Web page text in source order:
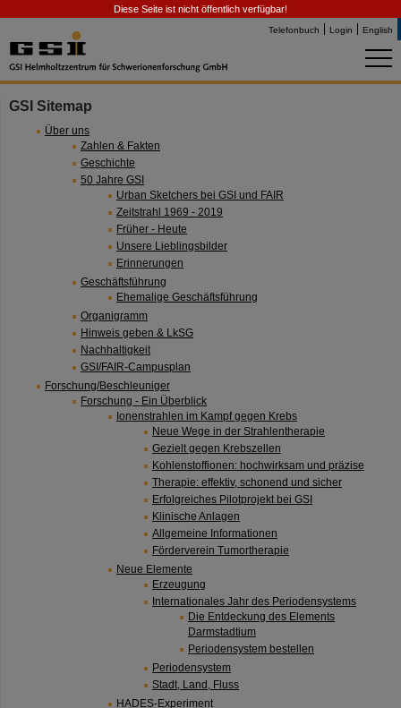
Diese Seite ist nicht öffentlich verfügbar!
Telefonbuch Login English
GSI Sitemap
Über uns
Zahlen & Fakten
Geschichte
50 Jahre GSI
Urban Sketchers bei GSI und FAIR
Zeitstrahl 1969 - 2019
Früher - Heute
Unsere Lieblingsbilder
Erinnerungen
Geschäftsführung
Ehemalige Geschäftsführung
Organigramm
Hinweis geben & LkSG
Nachhaltigkeit
GSI/FAIR-Campusplan
Forschung/Beschleuniger
Forschung - Ein Überblick
Ionenstrahlen im Kampf gegen Krebs
Neue Wege in der Strahlentherapie
Gezielt gegen Krebszellen
Kohlenstoffionen: hochwirksam und präzise
Therapie: effektiv, schonend und sicher
Erfolgreiches Pilotprojekt bei GSI
Klinische Anlagen
Allgemeine Informationen
Förderverein Tumortherapie
Neue Elemente
Erzeugung
Internationales Jahr des Periodensystems
Die Entdeckung des Elements
Darmstadtium
Periodensystem bestellen
Periodensystem
Stadt, Land, Fluss
HADES-Experiment